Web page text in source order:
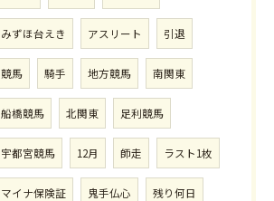
みずほ台えき アスリート 引退
競馬 騎手 地方競馬 南関東
船橋競馬 北関東 足利競馬
宇都宮競馬 12月 師走 ラスト1枚
マイナ保険証 鬼手仏心 残り何日